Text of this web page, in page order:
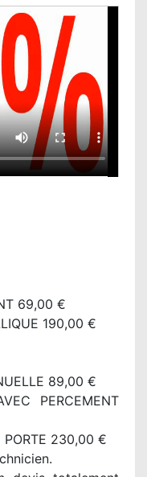
69,00 €
190,00 €
89,00 €
PERCEMENT
PORTE 230,00 €